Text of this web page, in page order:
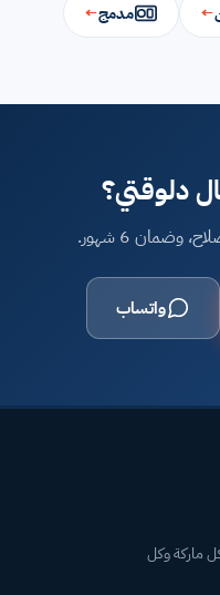
← مدمج←
دلوقتي؟
6 شهور.
واتساب
ماركة وكل